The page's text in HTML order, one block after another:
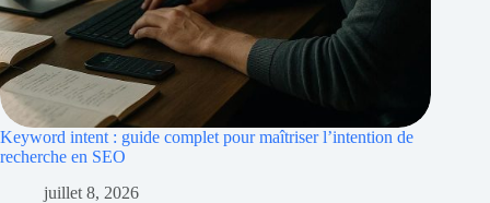
Keyword intent : guide complet pour maîtriser l’intention de
recherche en SEO
juillet 8, 2026